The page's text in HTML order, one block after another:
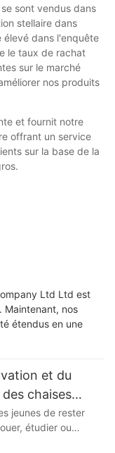
sont vendus dans
stellaire dans
élevé dans l'enquête
le taux de rachat
sur le marché
nos produits
et fournit notre
offrant un service
sur la base de la
Ltd Ltd est
Maintenant, nos
étendus en une
et du
chaises
jeunes de rester
étudier ou
demande de